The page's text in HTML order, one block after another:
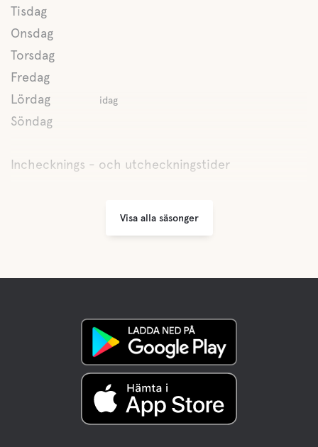
Buffe/Lunch
A la Carte
Vatten
Husdjursvänligt
Aktiviteter
Vandringsleder
Tisdag
Onsdag
Torsdag
Fredag
Lördag
idag
Söndag
Inchecknings - och utcheckningstider
Visa alla säsonger